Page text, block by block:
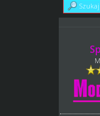
Szukaj